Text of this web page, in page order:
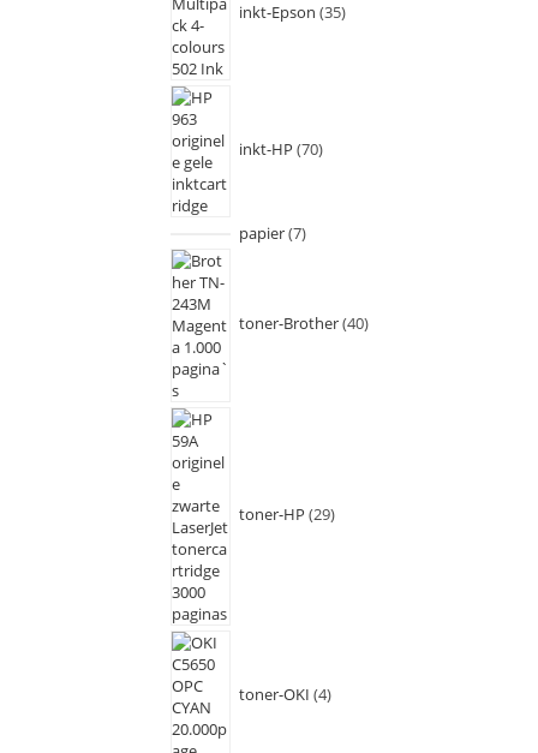
inkt-Epson 35
inkt-HP 70
papier 7
toner-Brother 40
toner-HP 29
toner-OKI 4